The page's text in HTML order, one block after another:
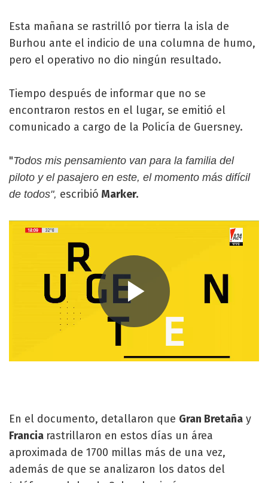
Esta mañana se rastrilló por tierra la isla de
Burhou ante el indicio de una columna de humo,
pero el operativo no dio ningún resultado.
Tiempo después de informar que no se
encontraron restos en el lugar, se emitió el
comunicado a cargo de la Policía de Guersney.
"Todos mis pensamiento van para la familia del
piloto y el pasajero en este, el momento más difícil
de todos", escribió Marker.
En el documento, detallaron que Gran Bretaña y
Francia rastrillaron en estos días un área
aproximada de 1700 millas más de una vez,
además de que se analizaron los datos del